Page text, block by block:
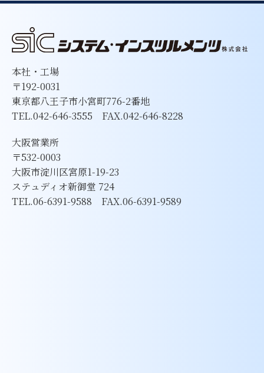
本社・工場
〒192-0031
東京都八王子市小宮町776-2番地
TEL.042-646-3555 FAX.042-646-8228
大阪営業所
〒532-0003
大阪市淀川区宮原1-19-23
ステュディオ新御堂 724
TEL.06-6391-9588 FAX.06-6391-9589